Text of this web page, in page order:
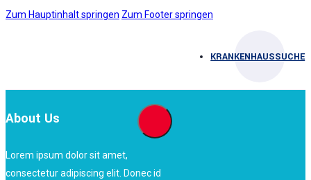
Zum Hauptinhalt springen Zum Footer springen
KRANKENHAUSSUCHE
About Us
Lorem ipsum dolor sit amet,
consectetur adipiscing elit. Donec id